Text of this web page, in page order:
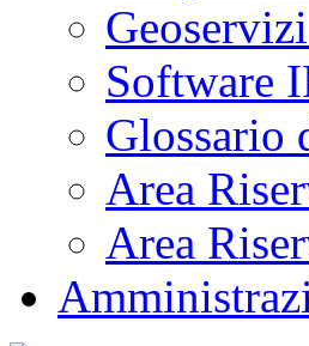
Software
Glossario
Area
Area